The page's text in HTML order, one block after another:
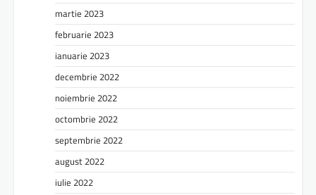
martie 2023
februarie 2023
ianuarie 2023
decembrie 2022
noiembrie 2022
octombrie 2022
septembrie 2022
august 2022
iulie 2022